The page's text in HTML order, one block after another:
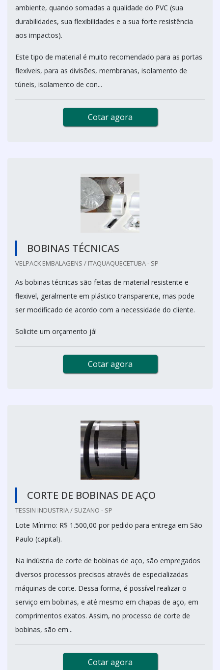
ambiente, quando somadas a qualidade do PVC (sua
durabilidades, sua flexibilidades e a sua forte resistência
aos impactos).
Este tipo de material é muito recomendado para as portas
flexíveis, para as divisões, membranas, isolamento de
túneis, isolamento de con...
Cotar agora
BOBINAS TÉCNICAS
VELPACK EMBALAGENS / ITAQUAQUECETUBA - SP
As bobinas técnicas são feitas de material resistente e
flexivel, geralmente em plástico transparente, mas pode
ser modificado de acordo com a necessidade do cliente.
Solicite um orçamento já!
Cotar agora
CORTE DE BOBINAS DE AÇO
TESSIN INDUSTRIA / SUZANO - SP
Lote Mínimo: R$ 1.500,00 por pedido para entrega em São
Paulo (capital).
Na indústria de corte de bobinas de aço, são empregados
diversos processos precisos através de especializadas
máquinas de corte. Dessa forma, é possível realizar o
serviço em bobinas, e até mesmo em chapas de aço, em
comprimentos exatos. Assim, no processo de corte de
bobinas, são em...
Cotar agora